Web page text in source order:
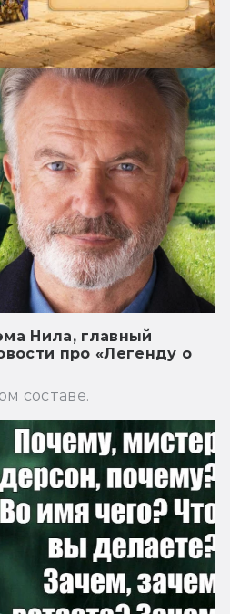
Нила, главный
про «Легенду о
составе.